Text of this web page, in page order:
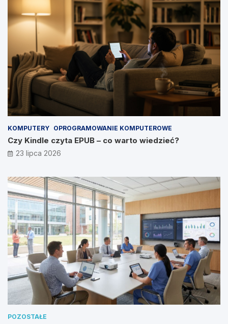
KOMPUTERY OPROGRAMOWANIE KOMPUTEROWE
Czy Kindle czyta EPUB – co warto wiedzieć?
23 lipca 2026
POZOSTAŁE